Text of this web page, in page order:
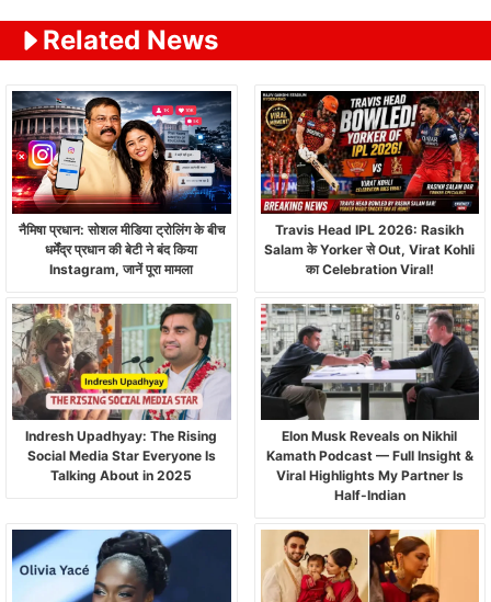
Related News
नैमिषा प्रधान: सोशल मीडिया ट्रोलिंग के बीच
धर्मेंद्र प्रधान की बेटी ने बंद किया
Instagram, जानें पूरा मामला
Travis Head IPL 2026: Rasikh
Salam के Yorker से Out, Virat Kohli
का Celebration Viral!
Indresh Upadhyay: The Rising
Social Media Star Everyone Is
Talking About in 2025
Elon Musk Reveals on Nikhil
Kamath Podcast — Full Insight &
Viral Highlights My Partner Is
Half-Indian